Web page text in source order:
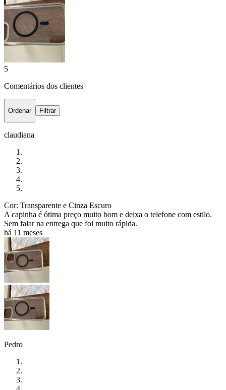
5
Comentários dos clientes
Ordenar Filtrar
claudiana
Cor: Transparente e Cinza Escuro
A capinha é ótima preço muito bom e deixa o telefone com estilo.
Sem falar na entrega que foi muito rápida.
há 11 meses
Pedro